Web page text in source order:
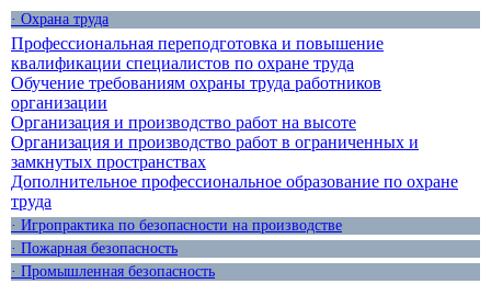
· Охрана труда
Профессиональная переподготовка и повышение
квалификации специалистов по охране труда
Обучение требованиям охраны труда работников
организации
Организация и производство работ на высоте
Организация и производство работ в ограниченных и
замкнутых пространствах
Дополнительное профессиональное образование по охране
труда
· Игропрактика по безопасности на производстве
· Пожарная безопасность
· Промышленная безопасность